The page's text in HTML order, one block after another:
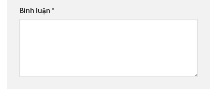
Bình luận *